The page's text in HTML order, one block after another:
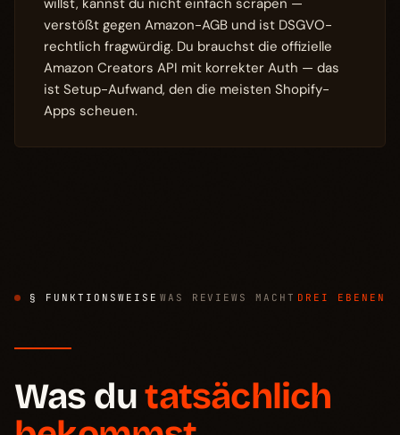
willst, kannst du nicht einfach scrapen —
verstößt gegen Amazon-AGB und ist DSGVO-
rechtlich fragwürdig. Du brauchst die offizielle
Amazon Creators API mit korrekter Auth — das
ist Setup-Aufwand, den die meisten Shopify-
Apps scheuen.
§ FUNKTIONSWEISE WAS REVIEWS MACHT DREI EBENEN
Was dutatsächlich